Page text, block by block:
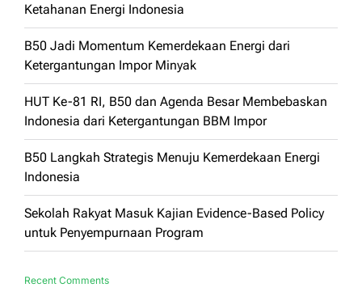
Ketahanan Energi Indonesia
B50 Jadi Momentum Kemerdekaan Energi dari
Ketergantungan Impor Minyak
HUT Ke-81 RI, B50 dan Agenda Besar Membebaskan
Indonesia dari Ketergantungan BBM Impor
B50 Langkah Strategis Menuju Kemerdekaan Energi
Indonesia
Sekolah Rakyat Masuk Kajian Evidence-Based Policy
untuk Penyempurnaan Program
Recent Comments